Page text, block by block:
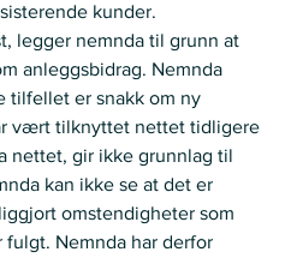
kunder.
legger nemnda til grunn at
anleggsbidrag. Nemnda
tilfellet er snakk om ny
vært tilknyttet nettet tidligere
nettet, gir ikke grunnlag til
kan ikke se at det er
omstendigheter som
Nemnda har derfor